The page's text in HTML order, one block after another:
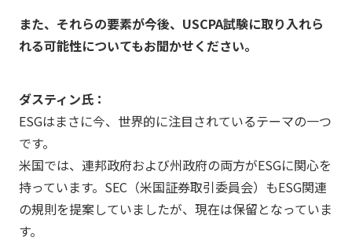
また、それらの要素が今後、USCPA試験に取り入れら
れる可能性についてもお聞かせください。
ダスティン氏：
ESGはまさに今、世界的に注目されているテーマの一つ
です。
米国では、連邦政府および州政府の両方がESGに関心を
持っています。SEC（米国証券取引委員会）もESG関連
の規則を提案していましたが、現在は保留となっていま
す。